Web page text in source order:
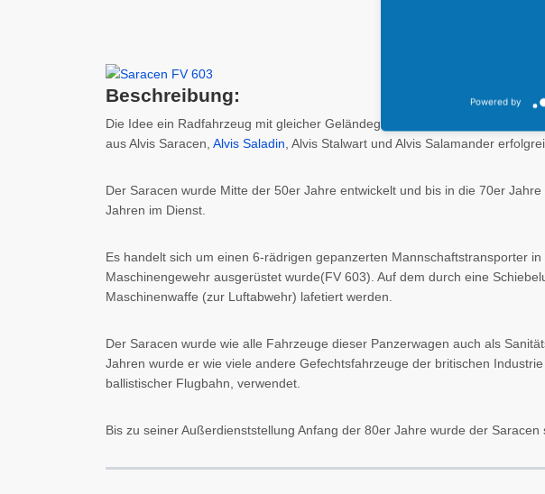
Beschreibung:
Die Idee ein Radfahrzeug mit gleicher Geländegängigkeit wie ein
aus Alvis Saracen, Alvis Saladin, Alvis Stalwart und Alvis Salamander
Der Saracen wurde Mitte der 50er Jahre entwickelt und bis in die 70er
Jahren im Dienst.
Es handelt sich um einen 6-rädrigen gepanzerten Mannschaftstransporter
Maschinengewehr ausgerüstet wurde(FV 603). Auf dem durch eine
Maschinenwaffe (zur Luftabwehr) lafetiert werden.
Der Saracen wurde wie alle Fahrzeuge dieser Panzerwagen auch als
Jahren wurde er wie viele andere Gefechtsfahrzeuge der britischen
ballistischer Flugbahn, verwendet.
Bis zu seiner Außerdienststellung Anfang der 80er Jahre wurde der
Powered by